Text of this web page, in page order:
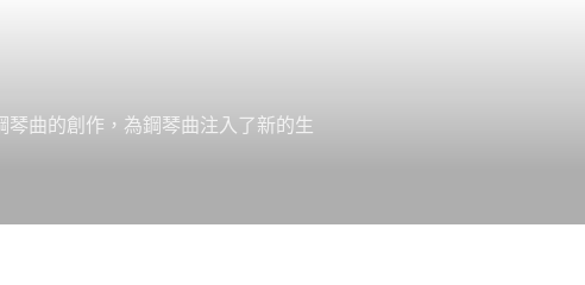
曲的創作，為鋼琴曲注入了新的生